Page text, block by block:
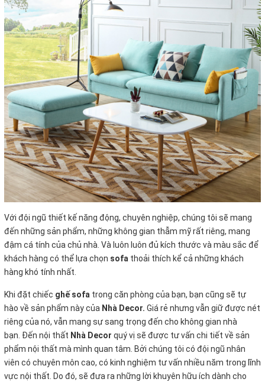
Với đội ngũ thiết kế năng động, chuyên nghiệp, chúng tôi sẽ mang
đến những sản phẩm, những không gian thẫm mỹ rất riêng, mang
đậm cá tính của chủ nhà. Và luôn luôn đủ kích thước và màu sắc để
khách hàng có thể lựa chọn sofa thoải thích kể cả những khách
hàng khó tính nhất.
Khi đặt chiếc ghế sofa trong căn phòng của bạn, bạn cũng sẽ tự
hào về sản phẩm này của Nhà Decor. Giá rẻ nhưng vẫn giữ được nét
riêng của nó, vẫn mang sự sang trọng đến cho không gian nhà
bạn. Đến nội thất Nhà Decor quý vị sẽ được tư vấn chi tiết về sản
phẩm nội thất mà mình quan tâm. Bởi chúng tôi có đội ngũ nhân
viên có chuyên môn cao, có kinh nghiệm tư vấn nhiều năm trong lĩnh
vực nội thất. Do đó, sẽ đưa ra những lời khuyên hữu ích dành cho